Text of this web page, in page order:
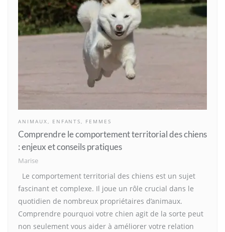
ANIMAUX, ENFANTS, FEMMES
Comprendre le comportement territorial des chiens
: enjeux et conseils pratiques
Marise
Le comportement territorial des chiens est un sujet
fascinant et complexe. Il joue un rôle crucial dans le
quotidien de nombreux propriétaires d’animaux.
Comprendre pourquoi votre chien agit de la sorte peut
non seulement vous aider à améliorer votre relation